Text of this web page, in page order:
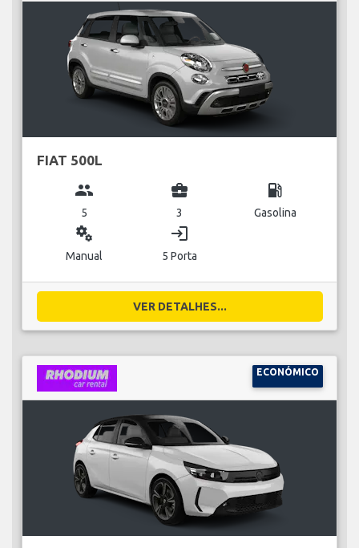
FIAT 500L
group
5
business_center
3
local_gas_station
Gasolina
miscellaneous_services
Manual
login
5 Porta
VER DETALHES...
ECONÓMICO